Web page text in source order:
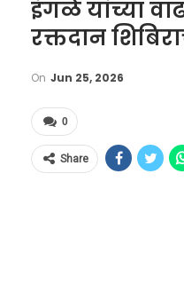
इंगळे यांच्या
रक्तदान
On Jun 25, 2026
0
Share